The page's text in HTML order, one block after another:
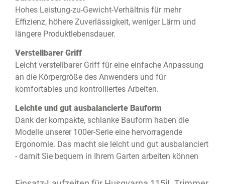
Hohes Leistung-zu-Gewicht-Verhältnis für mehr
Effizienz, höhere Zuverlässigkeit, weniger Lärm und
längere Produktlebensdauer.
Verstellbarer Griff
Leicht verstellbarer Griff für eine einfache Anpassung
an die Körpergröße des Anwenders und für
komfortables und kontrolliertes Arbeiten.
Leichte und gut ausbalancierte Bauform
Dank der kompakte, schlanke Bauform haben die
Modelle unserer 100er-Serie eine hervorragende
Ergonomie. Das macht sie leicht und gut ausbalanciert
- damit Sie bequem in Ihrem Garten arbeiten können